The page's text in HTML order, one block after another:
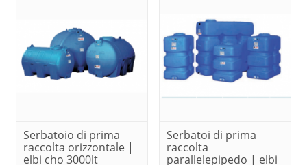
Serbatoio di prima
raccolta orizzontale |
elbi cho 3000lt
Serbatoi di prima
raccolta
parallelepipedo | elbi